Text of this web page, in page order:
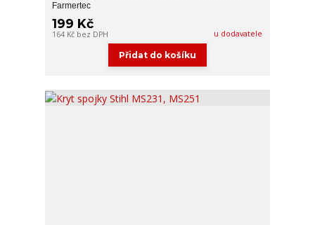
Farmertec
199 Kč
164 Kč bez DPH u dodavatele
Přidat do košíku